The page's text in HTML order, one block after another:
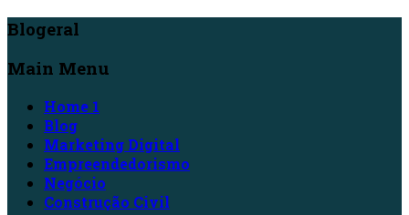
Blogeral
Main Menu
Home 1
Blog
Marketing Digital
Empreendedorismo
Negócio
Construção Civil